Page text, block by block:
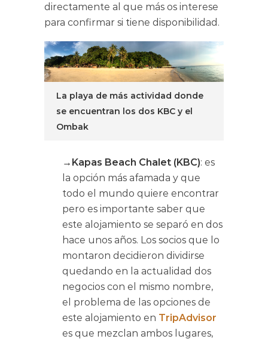
directamente al que más os interese
para confirmar si tiene disponibilidad.
La playa de más actividad donde
se encuentran los dos KBC y el
Ombak
→Kapas Beach Chalet (KBC): es
la opción más afamada y que
todo el mundo quiere encontrar
pero es importante saber que
este alojamiento se separó en dos
hace unos años. Los socios que lo
montaron decidieron dividirse
quedando en la actualidad dos
negocios con el mismo nombre,
el problema de las opciones de
este alojamiento en TripAdvisor
es que mezclan ambos lugares,